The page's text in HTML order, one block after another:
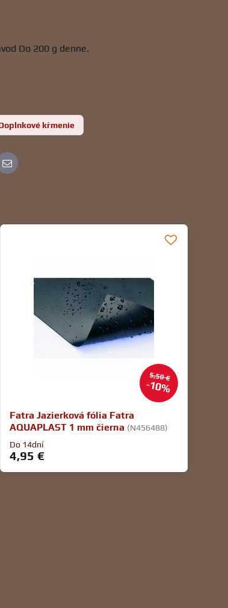
Do 200 g denne.
kŕmenie
E-
mail
5,50 €
10%
Fatra Jazierková fólia Fatra
AQUAPLAST 1 mm čierna (N456488)
Do 14dní
4,95 €